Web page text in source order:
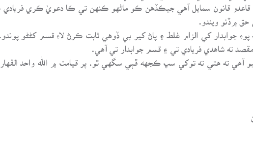
قانون سمايل آهي جيڪڏهن ڪو ماڻهو ڪنهن تي ڪا دعويٰ ڪري
۾ڏنو ويندو.
پوءِ جوابدار کي الزام غلط ۽ پاڻ کير بي ڏوهي ثابت ڪرڻ لاءِ قسم کڻڻو
ته شاهدي فريادي تي ۽ قسم جوابدار تي آهي.
آهي ته هتي ته توکي سڀ ڪجهه ڦٻي سگهي ٿو. پر قيامت ۾ الله واحد